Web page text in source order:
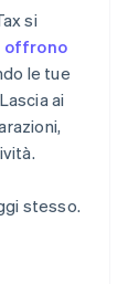
si
offrono
le tue
ai
stesso.